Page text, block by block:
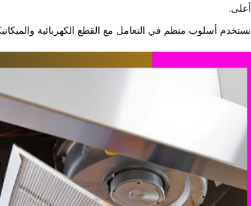
أعلى.
نستخدم أسلوب منظم في التعامل مع القطع الكهربائية